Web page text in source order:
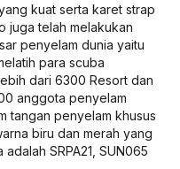
kuat serta karet strap
juga telah melakukan
penyelam dunia yaitu
para scuba
dari 6300 Resort dan
anggota penyelam
tangan penyelam khusus
biru dan merah yang
SRPA21, SUN065